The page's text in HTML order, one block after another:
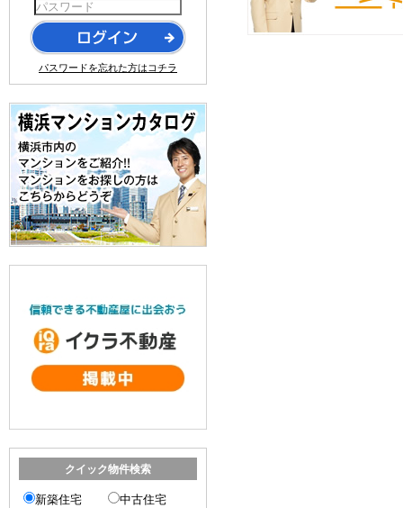
パスワードを忘れた方はコチラ
クイック物件検索
新築住宅
中古住宅